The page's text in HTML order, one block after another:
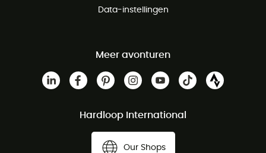
Data-instellingen
Meer avonturen
Hardloop International
Our Shops